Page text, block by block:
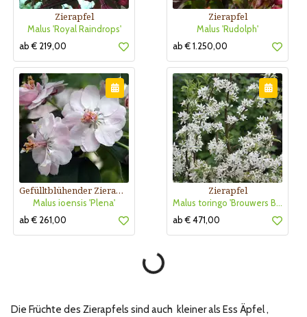
Zierapfel
Malus 'Royal Raindrops'
ab € 219,00
Zierapfel
Malus 'Rudolph'
ab € 1.250,00
Gefülltblühender Zierapfel
Malus ioensis 'Plena'
ab € 261,00
Zierapfel
Malus toringo 'Brouwers Beauty'
ab € 471,00
Die Früchte des Zierapfels sind auch kleiner als Ess Äpfel ,